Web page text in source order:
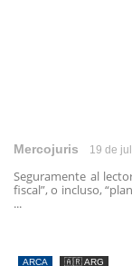
Mercojuris 19 de
Seguramente al
fiscal”, o incluso,
...
ARCA 🇦🇷 ARG